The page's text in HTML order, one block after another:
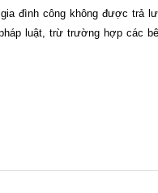
đình công không được trả
luật, trừ trường hợp các